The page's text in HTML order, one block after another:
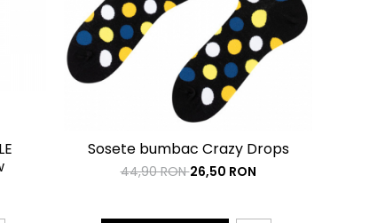
Sosete bumbac Crazy Drops
44,90 RON26,50 RON